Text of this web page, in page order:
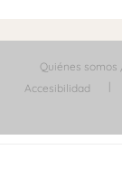
Quiénes somos
Accesibilidad